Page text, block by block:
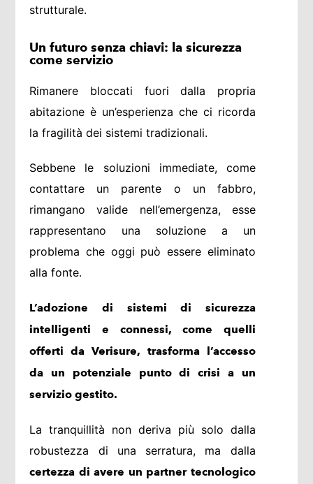
strutturale.
Un futuro senza chiavi: la sicurezza
come servizio
Rimanere bloccati fuori dalla propria
abitazione è un’esperienza che ci ricorda
la fragilità dei sistemi tradizionali.
Sebbene le soluzioni immediate, come
contattare un parente o un fabbro,
rimangano valide nell’emergenza, esse
rappresentano una soluzione a un
problema che oggi può essere eliminato
alla fonte.
L’adozione di sistemi di sicurezza
intelligenti e connessi, come quelli
offerti da Verisure, trasforma l’accesso
da un potenziale punto di crisi a un
servizio gestito.
La tranquillità non deriva più solo dalla
robustezza di una serratura, ma dalla
certezza di avere un partner tecnologico